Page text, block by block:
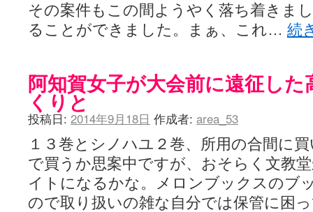
その案件もこの間ようやく落ち着きま
ることができました。まぁ、これ… 続
阿知賀女子が大会前に遠征し
くりと
投稿日: 2014年9月18日 作成者: area_53
１３巻とシノハユ２巻、所用の合間に
で買うか思案中ですが、おそらく文教
イトになるかな。メロンブックスのブ
ので取り扱いの雑な自分では保管に困